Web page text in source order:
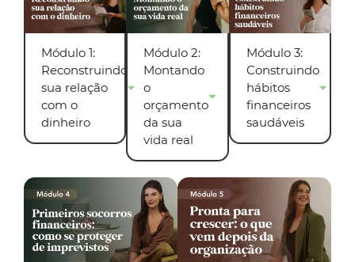
Módulo 1:
Reconstruindo
sua relação
com o
dinheiro
Módulo 2:
Montando
o
orçamento
da sua
vida real
Módulo 3:
Construindo
hábitos
financeiros
saudáveis